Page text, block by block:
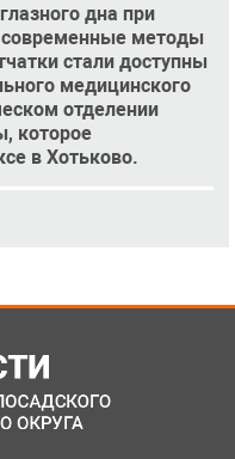
дна при
современные методы
стали доступны
медицинского
отделении
которое
в Хотьково.